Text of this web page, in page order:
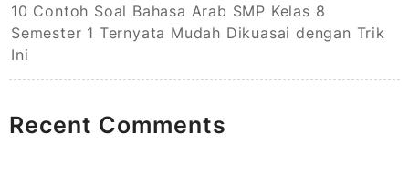
10 Contoh Soal Bahasa Arab SMP Kelas 8
Semester 1 Ternyata Mudah Dikuasai dengan Trik
Ini
Recent Comments